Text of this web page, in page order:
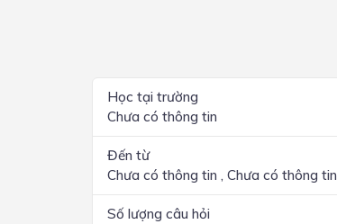
Lớp 2
Học tại trường
Chưa có thông tin
Đến từ
Chưa có thông tin , Chưa có thông tin
Số lượng câu hỏi